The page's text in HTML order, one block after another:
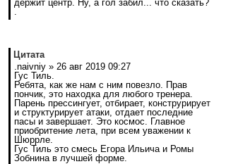
держит центр. Ну, а гол забил... что сказать?
.
Цитата
.naivniy » 26 авг 2019 09:27
Гус Тиль.
Ребята, как же нам с ним повезло. Прав
пончик, это находка для любого тренера.
Парень прессингует, отбирает, конструрирует
и структурирует атаки, отдает последние
пасы и завершает. Это космос. Главное
приобритение лета, при всем уважении к
Шюррле.
Гус Тиль это смесь Егора Ильича и Ромы
Зобнина в лучшей форме.